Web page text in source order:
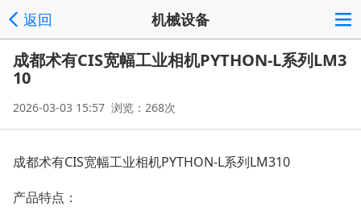
返回 机械设备
成都术有CIS宽幅工业相机PYTHON-L系列LM3
10
2026-03-03 15:57 浏览：268次
成都术有CIS宽幅工业相机PYTHON-L系列LM310
产品特点：